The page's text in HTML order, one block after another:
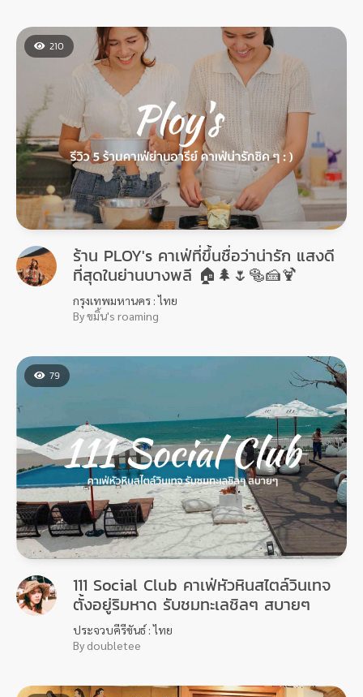
210
ร้าน PLOY's คาเฟ่ที่ขึ้นชื่อว่าน่ารัก แสงดี
ที่สุดในย่านบางพลี 🏠🌲🌷🥯🍰🍹
กรุงเทพมหานคร : ไทย
By ขมิ้น's roaming
79
111 Social Club คาเฟ่หัวหินสไตล์วินเทจ
ตั้งอยู่ริมหาด รับชมทะเลชิลๆ สบายๆ
ประจวบคีรีขันธ์ : ไทย
By doubletee